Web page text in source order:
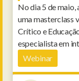
No dia 5 de
uma masterclass
Crítico e
especialista em
Webinar